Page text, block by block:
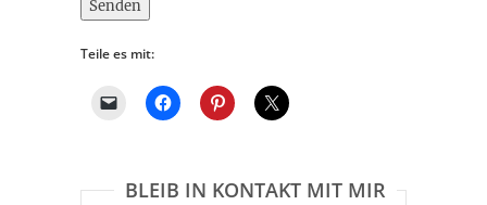
Senden
Teile es mit:
BLEIB IN KONTAKT MIT MIR